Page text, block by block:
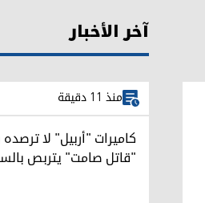
آخر الأخبار
منذ 11 دقيقة
كاميرات "أربيل" لا
"قاتل صامت" يتربص